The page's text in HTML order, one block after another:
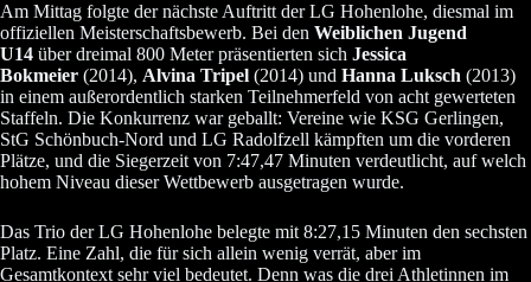
Am Mittag folgte der nächste Auftritt der LG Hohenlohe, diesmal im
offiziellen Meisterschaftsbewerb. Bei den Weiblichen Jugend
U14 über dreimal 800 Meter präsentierten sich Jessica
Bokmeier (2014), Alvina Tripel (2014) und Hanna Luksch (2013)
in einem außerordentlich starken Teilnehmerfeld von acht gewerteten
Staffeln. Die Konkurrenz war geballt: Vereine wie KSG Gerlingen,
StG Schönbuch-Nord und LG Radolfzell kämpften um die vorderen
Plätze, und die Siegerzeit von 7:47,47 Minuten verdeutlicht, auf welch
hohem Niveau dieser Wettbewerb ausgetragen wurde.
Das Trio der LG Hohenlohe belegte mit 8:27,15 Minuten den sechsten
Platz. Eine Zahl, die für sich allein wenig verrät, aber im
Gesamtkontext sehr viel bedeutet. Denn was die drei Athletinnen im